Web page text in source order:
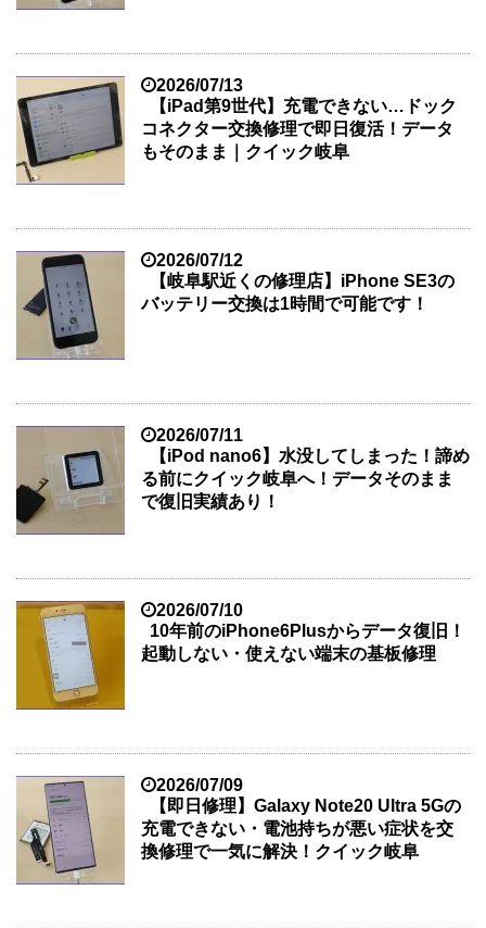
2026/07/13
【iPad第9世代】充電できない…ドック
コネクター交換修理で即日復活！データ
もそのまま｜クイック岐阜
2026/07/12
【岐阜駅近くの修理店】iPhone SE3の
バッテリー交換は1時間で可能です！
2026/07/11
【iPod nano6】水没してしまった！諦め
る前にクイック岐阜へ！データそのまま
で復旧実績あり！
2026/07/10
10年前のiPhone6Plusからデータ復旧！
起動しない・使えない端末の基板修理
2026/07/09
【即日修理】Galaxy Note20 Ultra 5Gの
充電できない・電池持ちが悪い症状を交
換修理で一気に解決！クイック岐阜